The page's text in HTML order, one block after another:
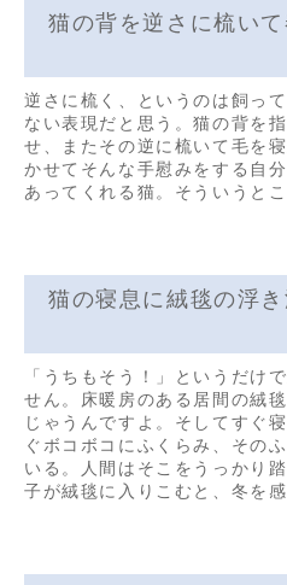
猫の背を逆さに梳い
逆さに梳く、というのは飼っ
ない表現だと思う。猫の背を
せ、またその逆に梳いて毛を
かせてそんな手慰みをする自
あってくれる猫。そういうと
猫の寝息に絨毯の浮
「うちもそう！」というだけ
せん。床暖房のある居間の絨
じゃうんですよ。そしてすぐ
ぐボコボコにふくらみ、その
いる。人間はそこをうっかり
子が絨毯に入りこむと、冬を感